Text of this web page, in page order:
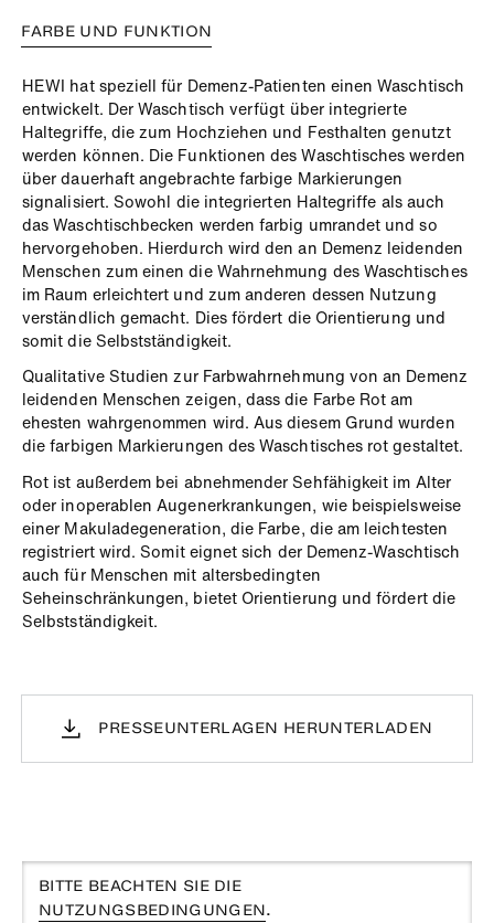
FARBE UND FUNKTION
HEWI hat speziell für Demenz-Patienten einen Waschtisch
entwickelt. Der Waschtisch verfügt über integrierte
Haltegriffe, die zum Hochziehen und Festhalten genutzt
werden können. Die Funktionen des Waschtisches werden
über dauerhaft angebrachte farbige Markierungen
signalisiert. Sowohl die integrierten Haltegriffe als auch
das Waschtischbecken werden farbig umrandet und so
hervorgehoben. Hierdurch wird den an Demenz leidenden
Menschen zum einen die Wahrnehmung des Waschtisches
im Raum erleichtert und zum anderen dessen Nutzung
verständlich gemacht. Dies fördert die Orientierung und
somit die Selbstständigkeit.
Qualitative Studien zur Farbwahrnehmung von an Demenz
leidenden Menschen zeigen, dass die Farbe Rot am
ehesten wahrgenommen wird. Aus diesem Grund wurden
die farbigen Markierungen des Waschtisches rot gestaltet.
Rot ist außerdem bei abnehmender Sehfähigkeit im Alter
oder inoperablen Augenerkrankungen, wie beispielsweise
einer Makuladegeneration, die Farbe, die am leichtesten
registriert wird. Somit eignet sich der Demenz-Waschtisch
auch für Menschen mit altersbedingten
Seheinschränkungen, bietet Orientierung und fördert die
Selbstständigkeit.
PRESSEUNTERLAGEN HERUNTERLADEN
BITTE BEACHTEN SIE DIE
NUTZUNGSBEDINGUNGEN.